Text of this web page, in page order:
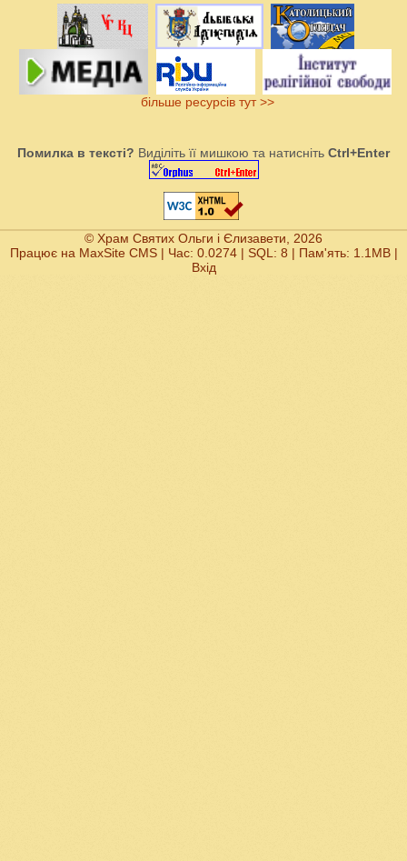
більше ресурсів тут >>
Помилка в тексті? Виділіть її мишкою та натисніть Ctrl+Enter
© Храм Святих Ольги і Єлизавети, 2026
Працює на MaxSite CMS| Час: 0.0274 | SQL: 8 | Пам'ять: 1.1MB|
Вхід